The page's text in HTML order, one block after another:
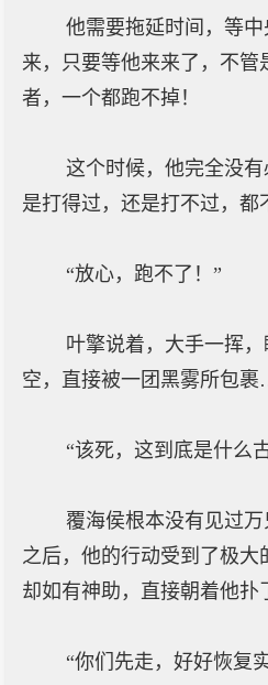
他需要拖延时间，等中
来，只要等他来来了，不管
者，一个都跑不掉！
这个时候，他完全没有
是打得过，还是打不过，都
“放心，跑不了！”
叶擎说着，大手一挥，
空，直接被一团黑雾所包
“该死，这到底是什么古
覆海侯根本没有见过万
之后，他的行动受到了极大
却如有神助，直接朝着他
“你们先走，好好恢复实